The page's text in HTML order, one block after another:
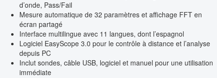
d’onde, Pass/Fail
Mesure automatique de 32 paramètres et affichage FFT en
écran partagé
Interface multilingue avec 11 langues, dont l’espagnol
Logiciel EasyScope 3.0 pour le contrôle à distance et l’analyse
depuis PC
Inclut sondes, câble USB, logiciel et manuel pour une utilisation
immédiate